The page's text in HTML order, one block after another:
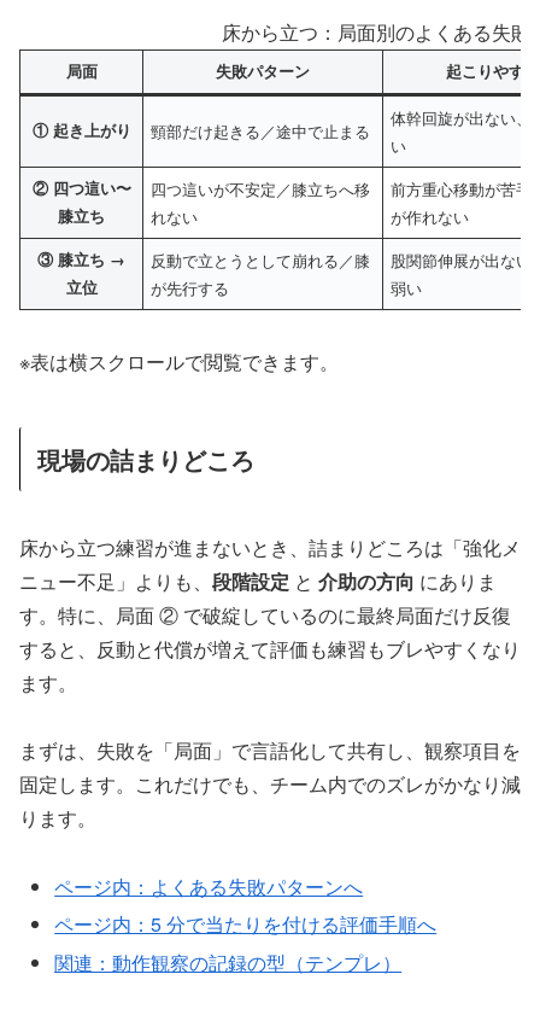
床から立つ：局面別のよくある失敗
局面 失敗パターン 起こりやす
① 起き上がり 頸部だけ起きる／途中で止まる
体幹回旋が出ない、
い
② 四つ這い〜
膝立ち
四つ這いが不安定／膝立ちへ移
れない
前方重心移動が苦手
が作れない
③ 膝立ち →
立位
反動で立とうとして崩れる／膝
が先行する
股関節伸展が出ない
弱い
※表は横スクロールで閲覧できます。
現場の詰まりどころ
床から立つ練習が進まないとき、詰まりどころは「強化メ
ニュー不足」よりも、 段階設定 と 介助の方向 にありま
す。特に、局面 ② で破綻しているのに最終局面だけ反復
すると、反動と代償が増えて評価も練習もブレやすくなり
ます。
まずは、失敗を「局面」で言語化して共有し、観察項目を
固定します。これだけでも、チーム内でのズレがかなり減
ります。
ページ内：よくある失敗パターンへ
ページ内：5 分で当たりを付ける評価手順へ
関連：動作観察の記録の型（テンプレ）